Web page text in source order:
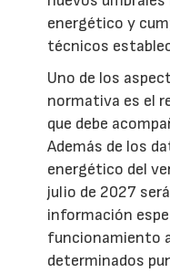
energético y
técnicos
Uno de los
normativa es el
que debe
Además de los
energético del
julio de 2027
información
funcionamiento
determinados